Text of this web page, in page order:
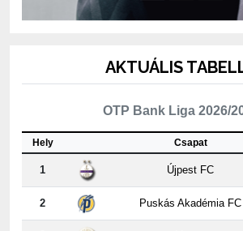
OTP Bank Liga 2026/
Csapat
1 Újpest FC
2 Puskás Akadémia FC
3 Vasas